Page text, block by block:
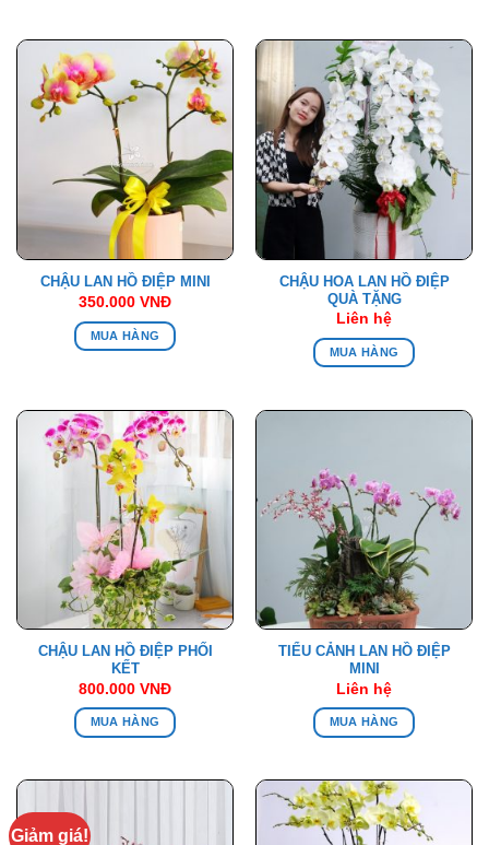
CHẬU LAN HỒ ĐIỆP MINI
350.000 VNĐ
MUA HÀNG
CHẬU HOA LAN HỒ ĐIỆP
QUÀ TẶNG
Liên hệ
MUA HÀNG
CHẬU LAN HỒ ĐIỆP PHỐI
KẾT
800.000 VNĐ
MUA HÀNG
TIỂU CẢNH LAN HỒ ĐIỆP
MINI
Liên hệ
MUA HÀNG
Giảm giá!